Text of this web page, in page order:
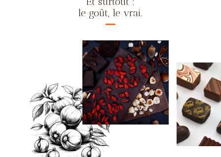
le goût, le vrai.